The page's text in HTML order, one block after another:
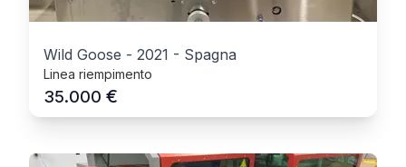
Wild Goose - 2021 - Spagna
Linea riempimento
35.000 €